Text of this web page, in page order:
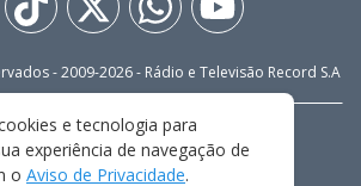
- 2009-2026- Rádio e Televisão Record S.A
FALE CONOSCO
PRIVACIDADE
E CONDIÇÕES DE USO
e tecnologia para
experiência de navegação de
o Aviso de Privacidade.